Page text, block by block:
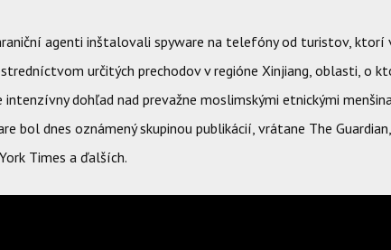
agenti inštalovali spyware na telefóny od turistov, ktorí
určitých prechodov v regióne Xinjiang, oblasti, o
intenzívny dohľad nad prevažne moslimskými etnickými
bol dnes oznámený skupinou publikácií, vrátane The
Times a ďalších.